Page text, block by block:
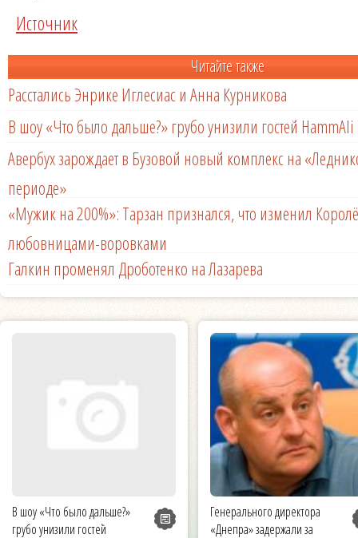
Источник
Читайте также
Расстались Энрике Иглесиас и Анна Курникова
В шоу «Что было дальше?» грубо унизили гостей HammAli
Авербух зарождает в Бузовой новый комплекс на
периоде»
«Мужик на 200%»: Тарзан признался, что изменил
любовницами-воровками
Галкин променял Дроботенко на Лазарева
В шоу «Что было дальше?»
грубо унизили гостей
Генерального директора
«Днепра» задержали за